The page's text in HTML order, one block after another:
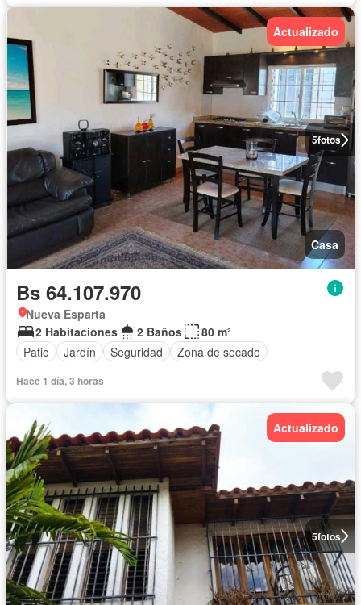
5fotos
Actualizado
Casa
Bs 64.107.970
Nueva Esparta
2 Habitaciones
2 Baños
80 m²
Patio
Jardín Seguridad Zona de secado
Hace 1 día, 3 horas
5fotos
Actualizado